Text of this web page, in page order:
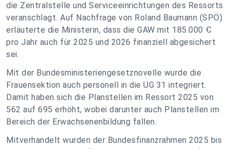
die Zentralstelle und Serviceeinrichtungen des Ressorts
veranschlagt. Auf Nachfrage von Roland Baumann (SPÖ)
erläuterte die Ministerin, dass die GAW mit 185.000 Ꞓ
pro Jahr auch für 2025 und 2026 finanziell abgesichert
sei.
Mit der Bundesministeriengesetznovelle wurde die
Frauensektion auch personell in die UG 31 integriert.
Damit haben sich die Planstellen im Ressort 2025 von
562 auf 695 erhöht, wobei darunter auch Planstellen im
Bereich der Erwachsenenbildung fallen.
Mitverhandelt wurden der Bundesfinanzrahmen 2025 bis